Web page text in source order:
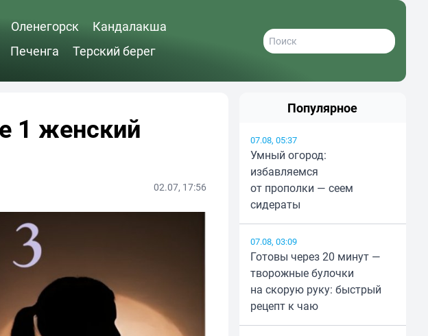
Оленегорск
Кандалакша
Печенга Терский берег
1 женский
02.07, 17:56
Популярное
07.08, 05:37
Умный огород:
избавляемся
от прополки — сеем
сидераты
07.08, 03:09
Готовы через 20 минут —
творожные булочки
на скорую руку: быстрый
рецепт к чаю